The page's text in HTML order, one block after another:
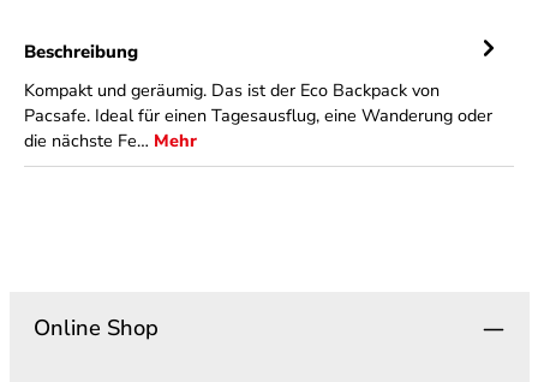
Beschreibung
Kompakt und geräumig. Das ist der Eco Backpack von
Pacsafe. Ideal für einen Tagesausflug, eine Wanderung oder
die nächste Fe… Mehr
Online Shop